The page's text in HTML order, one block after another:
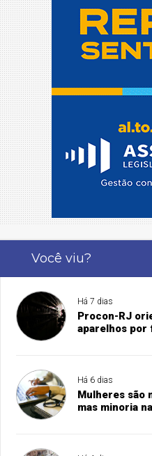
Você viu?
Há 7 dias
Procon-RJ
aparelhos por
Há 6 dias
Mulheres são
mas minoria